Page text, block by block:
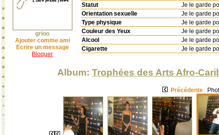
grioo
Ajouter comme ami
Ecrire un message
Bloquer
Statut
Je le garde
Orientation sexuelle
Je le garde
Type physique
Je le garde
Couleur des Yeux
Je le garde
Alcool
Je le garde
Cigarette
Je le garde
Album:Trophées des Arts Afro-
Précédente